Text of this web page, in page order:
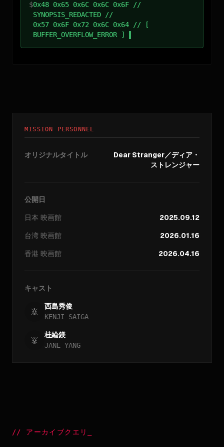
$0x48 0x65 0x6C 0x6C 0x6F //
SYNOPSIS_REDACTED //
0x57 0x6F 0x72 0x6C 0x64 // [
BUFFER_OVERFLOW_ERROR ]
MISSION PERSONNEL
オリジナルタイトル
Dear Stranger／ディア・
ストレンジャー
公開日
日本 映画館
2025.09.12
台湾 映画館
2026.01.16
香港 映画館 2026.04.16
キャスト
西島秀俊
KENJI SAIGA
桂綸鎂
JANE YANG
// アーカイブクエリ